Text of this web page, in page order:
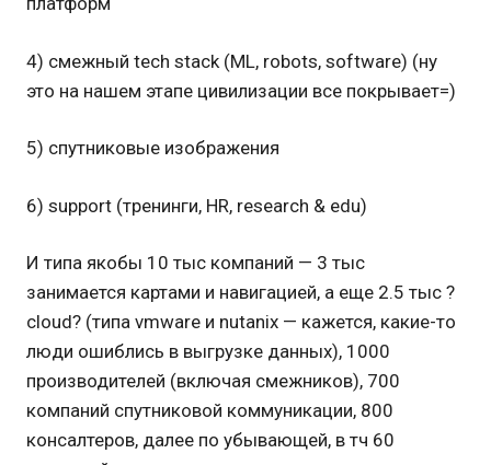
4) смежный tech stack (ML, robots, software) (ну
это на нашем этапе цивилизации все покрывает=)
5) спутниковые изображения
6) support (тренинги, HR, research & edu)
И типа якобы 10 тыс компаний — 3 тыс
занимается картами и навигацией, а еще 2.5 тыс ?
cloud? (типа vmware и nutanix — кажется, какие-то
люди ошиблись в выгрузке данных), 1000
производителей (включая смежников), 700
компаний спутниковой коммуникации, 800
консалтеров, далее по убывающей, в тч 60